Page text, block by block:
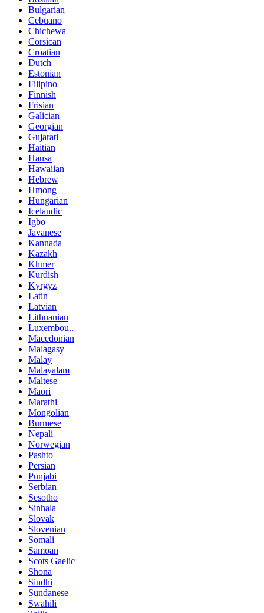
Bulgarian
Cebuano
Chichewa
Corsican
Croatian
Dutch
Estonian
Filipino
Finnish
Frisian
Galician
Georgian
Gujarati
Haitian
Hausa
Hawaiian
Hebrew
Hmong
Hungarian
Icelandic
Igbo
Javanese
Kannada
Kazakh
Khmer
Kurdish
Kyrgyz
Latin
Latvian
Lithuanian
Luxembou..
Macedonian
Malagasy
Malay
Malayalam
Maltese
Maori
Marathi
Mongolian
Burmese
Nepali
Norwegian
Pashto
Persian
Punjabi
Serbian
Sesotho
Sinhala
Slovak
Slovenian
Somali
Samoan
Scots Gaelic
Shona
Sindhi
Sundanese
Swahili